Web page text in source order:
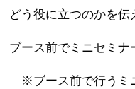
どう役に立つのかを伝
ブース前でミニセミナ
※ブース前で行うミ